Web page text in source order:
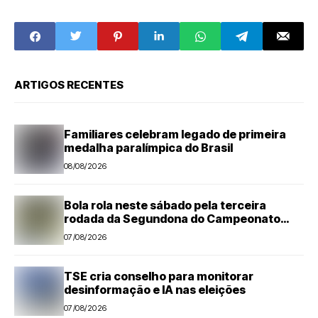
represa
ARTIGOS RECENTES
Familiares celebram legado de primeira
medalha paralímpica do Brasil
08/08/2026
Bola rola neste sábado pela terceira
rodada da Segundona do Campeonato
Amador de Futebol
07/08/2026
TSE cria conselho para monitorar
desinformação e IA nas eleições
07/08/2026